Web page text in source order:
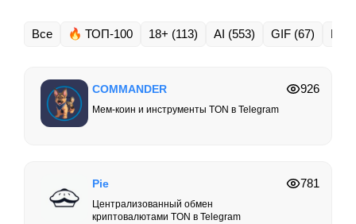
Все ТОП-100 18+ (113) AI (553) GIF (67) NFT
COMMANDER
Мем-коин и инструменты TON в Telegram
926
Pie
Централизованный обмен
криптовалютами TON в Telegram
781